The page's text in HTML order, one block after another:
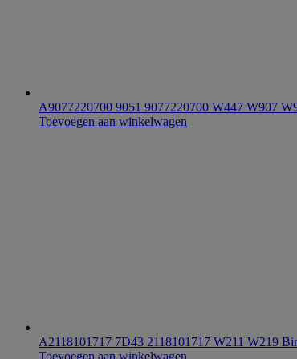
A9077220700 9051 9077220700 W447 W907
Toevoegen aan winkelwagen
A2118101717 7D43 2118101717 W211 W219